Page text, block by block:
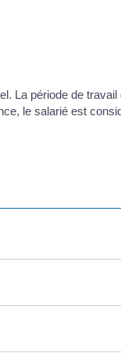
La période de
le salarié est